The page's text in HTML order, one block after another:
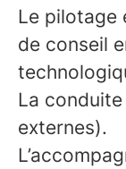
Le pilotage
de conseil
La conduite
externes).